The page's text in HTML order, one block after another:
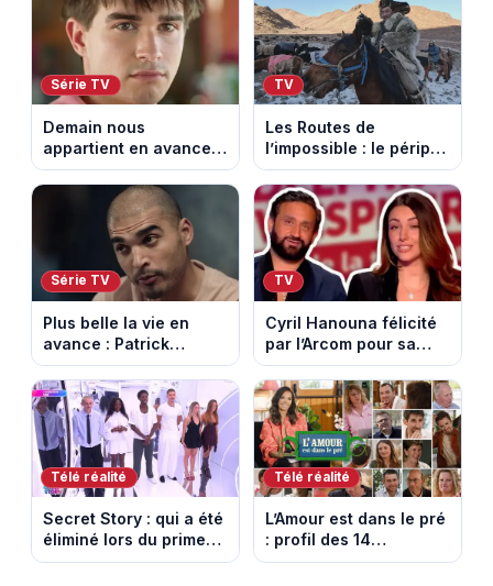
sur-Rhône et le Mont
Ventoux
Série TV
Demain nous
appartient en avance:
Samuel perd le
contrôle. Episode du 10
août 2026.
TV
Les Routes de
l’impossible : le périple
glacial d’une famille
nomade en Mongolie
Série TV
Plus belle la vie en
avance : Patrick
Nebout est-il mort ?
Episode du 10 août
2026 (spoiler)
TV
Cyril Hanouna félicité
par l’Arcom pour sa
maîtrise de l’antenne
face aux propos de
Delphine Wespiser sur
le cancer
Télé réalité
Secret Story : qui a été
éliminé lors du prime
du 6 août 2026 sur
Télé réalité
L’Amour est dans le pré
: profil des 14
agriculteurs, speed